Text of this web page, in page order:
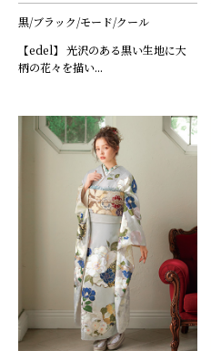
黒/ブラック/モード/クール
【edel】 光沢のある黒い生地に大
柄の花々を描い...